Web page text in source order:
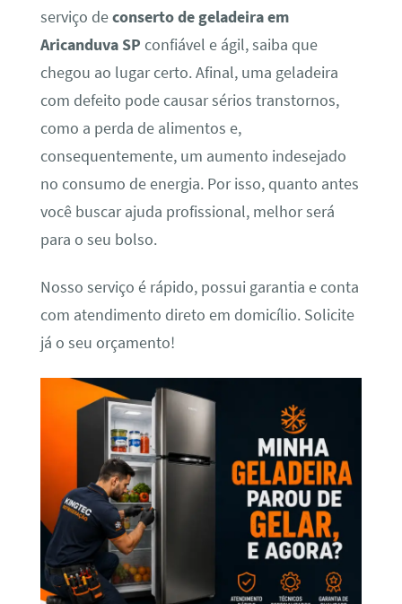
serviço deconserto de geladeira em
Aricanduva SP confiável e ágil, saiba que
chegou ao lugar certo. Afinal, uma geladeira
com defeito pode causar sérios transtornos,
como a perda de alimentos e,
consequentemente, um aumento indesejado
no consumo de energia. Por isso, quanto antes
você buscar ajuda profissional, melhor será
para o seu bolso.
Nosso serviço é rápido, possui garantia e conta
com atendimento direto em domicílio. Solicite
já o seu orçamento!